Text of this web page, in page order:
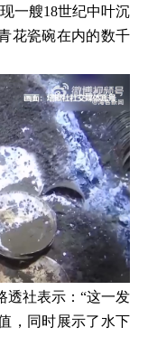
一艘18世纪中叶沉
花瓷碗在内的数千
透社表示：“这一发
，同时展示了水下